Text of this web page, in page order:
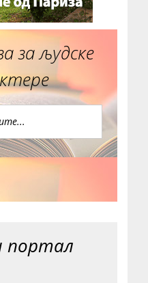
за људске